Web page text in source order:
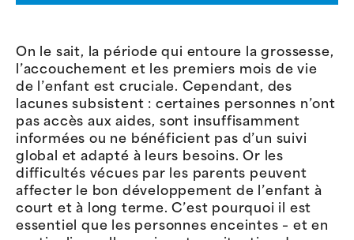
On le sait, la période qui entoure la grossesse,
l’accouchement et les premiers mois de vie
de l’enfant est cruciale. Cependant, des
lacunes subsistent : certaines personnes n’ont
pas accès aux aides, sont insuffisamment
informées ou ne bénéficient pas d’un suivi
global et adapté à leurs besoins. Or les
difficultés vécues par les parents peuvent
affecter le bon développement de l’enfant à
court et à long terme. C’est pourquoi il est
essentiel que les personnes enceintes – et en